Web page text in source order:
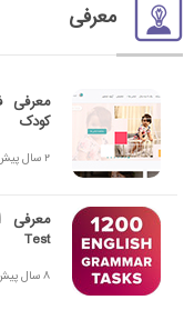
معرفی
معرفی
کودک
2 سال پیش
Test
8 سال پیش